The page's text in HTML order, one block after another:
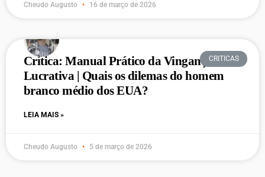
Cheudo Augusto 16 de março de 2026
CRITICAS
Crítica: Manual Prático da Vingança
Lucrativa | Quais os dilemas do homem
branco médio dos EUA?
LEIA MAIS »
Cheudo Augusto 5 de março de 2026